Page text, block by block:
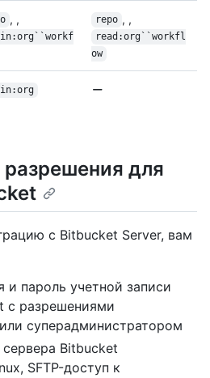
, , repo , ,
read:org``workfl
ow
для
с Bitbucket Server, вам
и пароль учетной записи
с разрешениями
суперадминистратором
Bitbucket
SFTP-доступ к